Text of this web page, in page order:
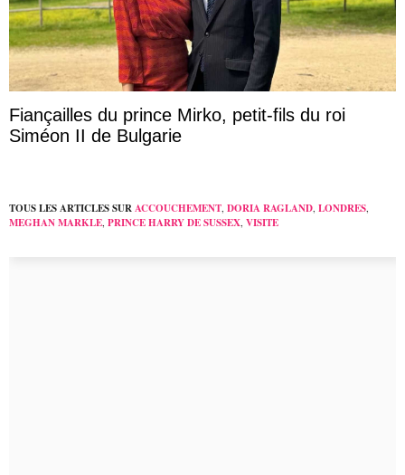
Fiançailles du prince Mirko, petit-fils du roi
Siméon II de Bulgarie
TOUS LES ARTICLES SURACCOUCHEMENT DORIA RAGLAND LONDRES
MEGHAN MARKLE PRINCE HARRY DE SUSSEX VISITE